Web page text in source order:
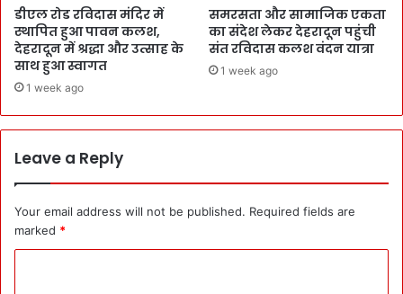
डीएल रोड रविदास मंदिर में
स्थापित हुआ पावन कलश,
देहरादून में श्रद्धा और उत्साह के
साथ हुआ स्वागत
1 week ago
समरसता और सामाजिक एकता
का संदेश लेकर देहरादून पहुंची
संत रविदास कलश वंदन यात्रा
1 week ago
Leave a Reply
Your email address will not be published. Required fields are
marked *